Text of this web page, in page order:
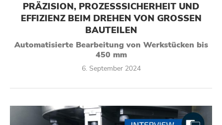
PRÄZISION, PROZESSSICHERHEIT UND
EFFIZIENZ BEIM DREHEN VON GROSSEN B
AUTEILEN
Automatisierte Bearbeitung von Werkstücken bis
450 mm
6. September 2024